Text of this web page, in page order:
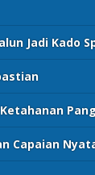
Jadi Kado
Capaian